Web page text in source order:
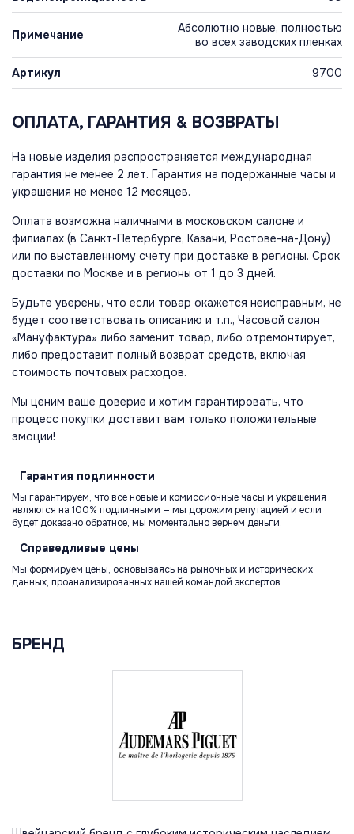
Примечание
Абсолютно новые, полностью
во всех заводских пленках
Артикул 9700
ОПЛАТА, ГАРАНТИЯ & ВОЗВРАТЫ
На новые изделия распространяется международная
гарантия не менее 2 лет. Гарантия на подержанные часы и
украшения не менее 12 месяцев.
Оплата возможна наличными в московском салоне и
филиалах (в Санкт-Петербурге, Казани, Ростове-на-Дону)
или по выставленному счету при доставке в регионы. Срок
доставки по Москве и в регионы от 1 до 3 дней.
Будьте уверены, что если товар окажется неисправным, не
будет соответствовать описанию и т.п., Часовой салон
«Мануфактура» либо заменит товар, либо отремонтирует,
либо предоставит полный возврат средств, включая
стоимость почтовых расходов.
Мы ценим ваше доверие и хотим гарантировать, что
процесс покупки доставит вам только положительные
эмоции!
Гарантия подлинности
Мы гарантируем, что все новые и комиссионные часы и украшения
являются на 100% подлинными — мы дорожим репутацией и если
будет доказано обратное, мы моментально вернем деньги.
Справедливые цены
Мы формируем цены, основываясь на рыночных и исторических
данных, проанализированных нашей командой экспертов.
БРЕНД